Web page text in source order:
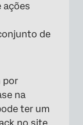
ações
de
por
na
ter um